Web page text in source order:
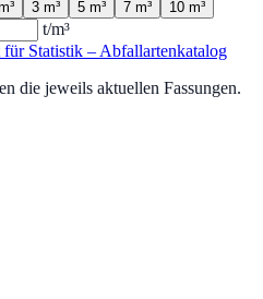
3 m³ 5 m³ 7 m³ 10 m³
t/m³
für Statistik – Abfallartenkatalog
die jeweils aktuellen Fassungen.